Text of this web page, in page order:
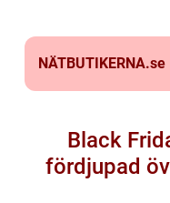
NÄTBUTIKERNA.se
Black
fördjupad